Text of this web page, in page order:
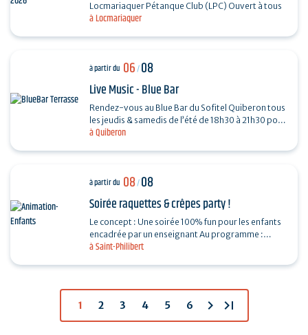
à Locmariaquer
Locmariaquer Pétanque Club (LPC) Ouvert à tous
à Quiberon
à partir du 06/08
Live Music - Blue Bar
Rendez-vous au Blue Bar du Sofitel Quiberon tous
les jeudis & samedis de l’été de 18h30 à 21h30 pour
vivre des instants musicaux & conviviaux avec…
à Saint-Philibert
à partir du 08/08
Soirée raquettes & crêpes party !
Le concept : Une soirée 100% fun pour les enfants
encadrée par un enseignant Au programme :
tennis, padel et pickleball suivis d’un Breizh picnic :
1 2 3 4 5 6 chevron_right last_page